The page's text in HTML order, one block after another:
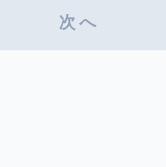
次へ